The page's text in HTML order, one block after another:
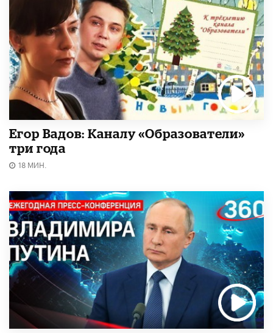
Егор Вадов: Каналу «Образователи»
три года
18 МИН.